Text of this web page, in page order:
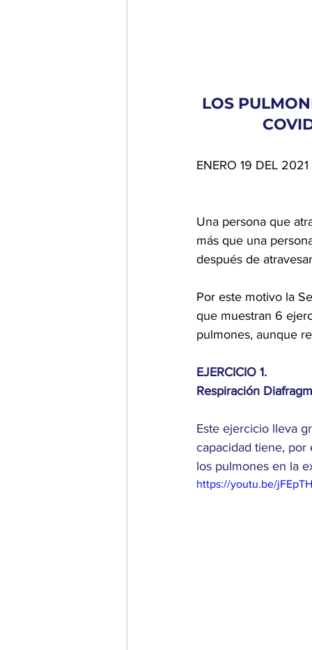
LOS
ENERO 19 DEL 2021
Una persona que
más que una
después de
Por este motivo la
que muestran 6
pulmones, aunque
EJERCICIO 1.
Respiración
Este ejercicio lleva
capacidad tiene,
los pulmones en la
https://youtu.be/